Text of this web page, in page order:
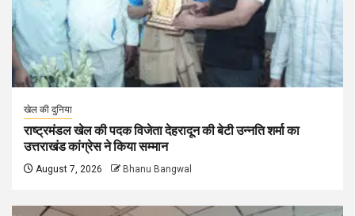
खेल की दुनिया
राष्ट्रमंडल खेल की पदक विजेता देहरादून की बेटी उन्नति शर्मा का
उत्तराखंड कांग्रेस ने किया सम्मान
August 7, 2026 Bhanu Bangwal